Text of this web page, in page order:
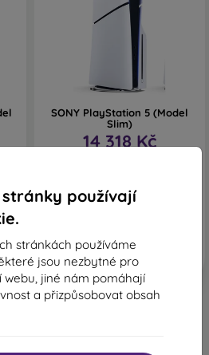
používají
stránkách používáme
jsou nezbytné pro
jiné nám pomáhají
a přizpůsobovat obsah
SONY PlayStation 5 (Model
Slim)
14 318 Kč